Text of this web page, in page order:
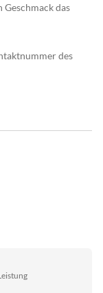
das
des